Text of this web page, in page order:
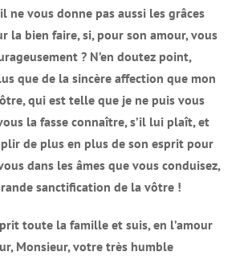
ne vous donne pas aussi les grâces
la bien faire, si, pour son amour, vous
? N’en doutez point,
que de la sincère affection que mon
qui est telle que je ne puis vous
la fasse connaître, s’il lui plaît, et
de plus en plus de son esprit pour
dans les âmes que vous conduisez,
sanctification de la vôtre !
toute la famille et suis, en l’amour
Monsieur, votre très humble